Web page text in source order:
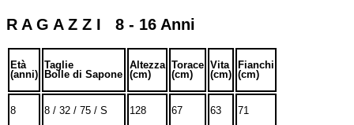
R A G A Z Z I 8 - 16 Anni
Età
(anni)
Taglie
Bolle di Sapone
Altezza
(cm)
Torace
(cm)
Vita
(cm)
Fianchi
(cm)
8 8 / 32 / 75 / S 128 67 63 71